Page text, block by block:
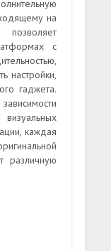
на
с
настройки,
гаджета.
каждая
различную